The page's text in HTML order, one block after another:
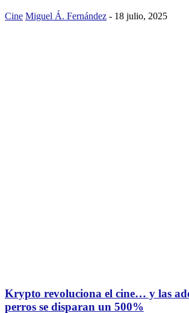
Cine Miguel Á. Fernández - 18 julio, 2025
Krypto revoluciona el cine… y las
perros se disparan un 500%